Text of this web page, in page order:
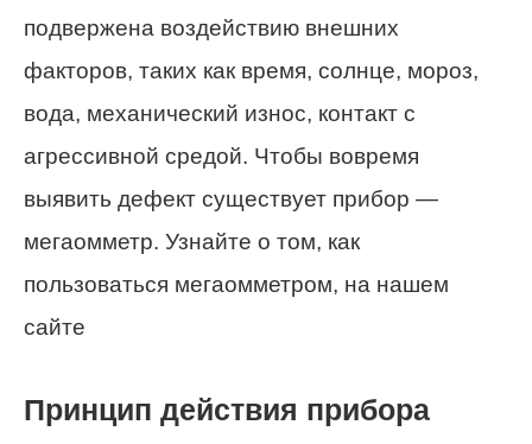
подвержена воздействию внешних
факторов, таких как время, солнце, мороз,
вода, механический износ, контакт с
агрессивной средой. Чтобы вовремя
выявить дефект существует прибор —
мегаомметр. Узнайте о том, как
пользоваться мегаомметром, на нашем
сайте
Принцип действия прибора